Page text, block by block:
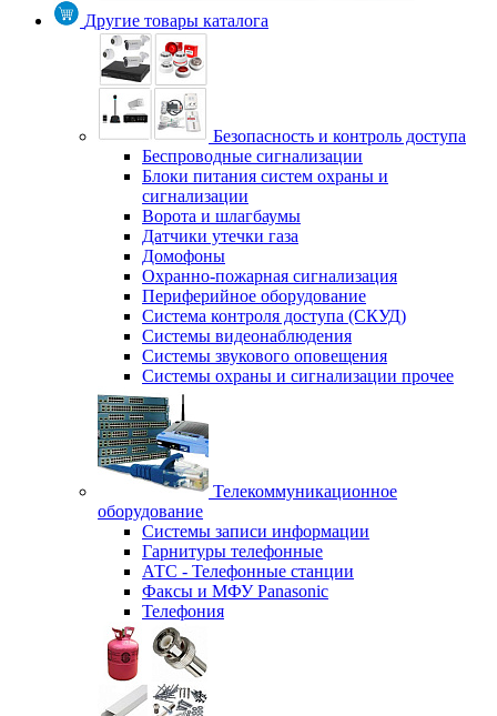
Другие товары каталога
Безопасность и контроль доступа
Беспроводные сигнализации
Блоки питания систем охраны и
сигнализации
Ворота и шлагбаумы
Датчики утечки газа
Домофоны
Охранно-пожарная сигнализация
Периферийное оборудование
Система контроля доступа (СКУД)
Системы видеонаблюдения
Системы звукового оповещения
Системы охраны и сигнализации прочее
Телекоммуникационное
оборудование
Системы записи информации
Гарнитуры телефонные
АТС - Телефонные станции
Факсы и МФУ Panasonic
Телефония